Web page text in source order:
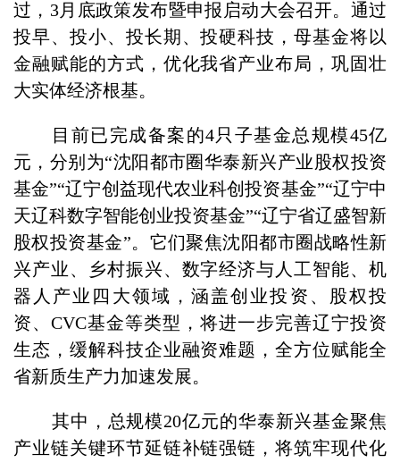
过，3月底政策发布暨申报启动大会召开。通过
投早、投小、投长期、投硬科技，母基金将以
金融赋能的方式，优化我省产业布局，巩固壮
大实体经济根基。
目前已完成备案的4只子基金总规模45亿
元，分别为“沈阳都市圈华泰新兴产业股权投资
基金”“辽宁创益现代农业科创投资基金”“辽宁中
天辽科数字智能创业投资基金”“辽宁省辽盛智新
股权投资基金”。它们聚焦沈阳都市圈战略性新
兴产业、乡村振兴、数字经济与人工智能、机
器人产业四大领域，涵盖创业投资、股权投
资、CVC基金等类型，将进一步完善辽宁投资
生态，缓解科技企业融资难题，全方位赋能全
省新质生产力加速发展。
其中，总规模20亿元的华泰新兴基金聚焦
产业链关键环节延链补链强链，将筑牢现代化